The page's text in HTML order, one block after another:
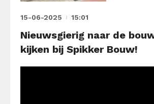
15-06-2025 15:01
Nieuwsgierig naar de
kijken bij Spikker Bouw!